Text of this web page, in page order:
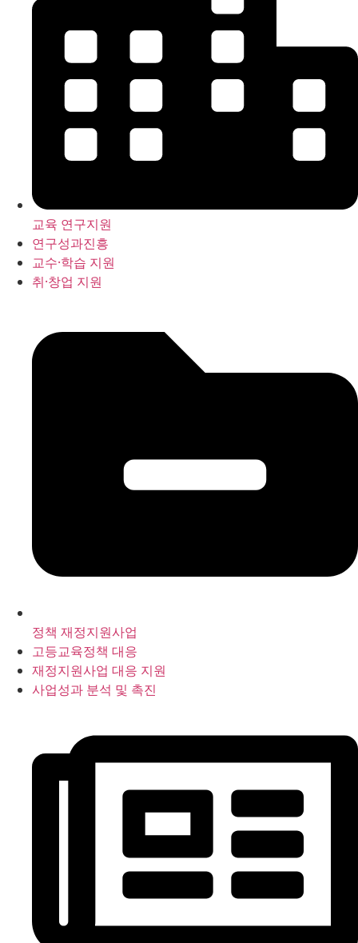
교육 연구지원
연구성과진흥
교수·학습 지원
취·창업 지원
정책 재정지원사업
고등교육정책 대응
재정지원사업 대응 지원
사업성과 분석 및 촉진